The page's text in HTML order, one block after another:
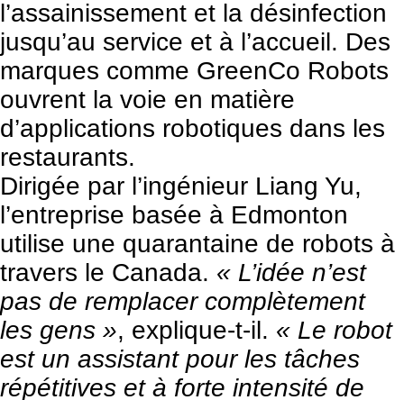
l’assainissement et la désinfection
jusqu’au service et à l’accueil. Des
marques comme GreenCo Robots
ouvrent la voie en matière
d’applications robotiques dans les
restaurants.
Dirigée par l’ingénieur Liang Yu,
l’entreprise basée à Edmonton
utilise une quarantaine de robots à
travers le Canada. « L’idée n’est
pas de remplacer complètement
les gens », explique-t-il. « Le robot
est un assistant pour les tâches
répétitives et à forte intensité de